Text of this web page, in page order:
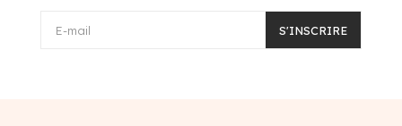
E-mail S'INSCRIRE